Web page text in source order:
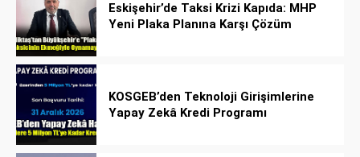
Eskişehir’de Taksi Krizi Kapıda: MHP
Yeni Plaka Planına Karşı Çözüm
KOSGEB’den Teknoloji Girişimlerine
Yapay Zekâ Kredi Programı